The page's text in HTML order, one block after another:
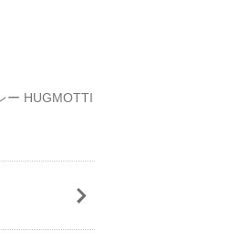
ー HUGMOTTI